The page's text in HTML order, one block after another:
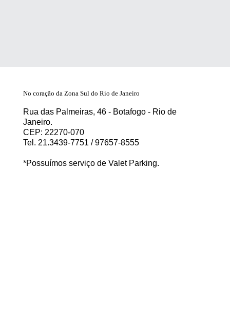
No coração da Zona Sul do Rio de Janeiro
Rua das Palmeiras, 46 - Botafogo - Rio de
Janeiro.
CEP: 22270-070
Tel. 21.3439-7751 / 97657-8555
*Possuímos serviço de Valet Parking.